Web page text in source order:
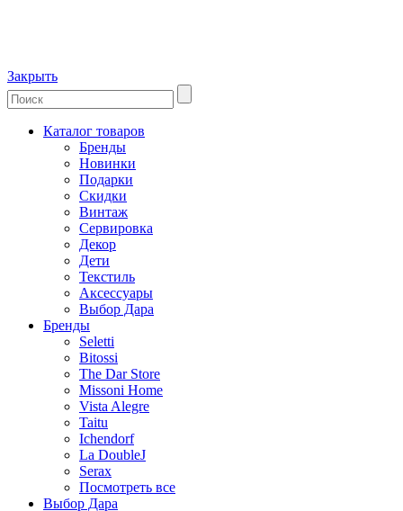
Закрыть
Каталог товаров
Бренды
Новинки
Подарки
Скидки
Винтаж
Сервировка
Декор
Дети
Текстиль
Аксессуары
Выбор Дара
Бренды
Seletti
Bitossi
The Dar Store
Missoni Home
Vista Alegre
Taitu
Ichendorf
La DoubleJ
Serax
Посмотреть все
Выбор Дара